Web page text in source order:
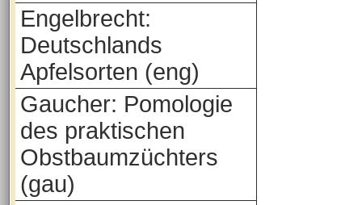
Engelbrecht:
Deutschlands
Apfelsorten (eng)
Gaucher: Pomologie
des praktischen
Obstbaumzüchters
(gau)